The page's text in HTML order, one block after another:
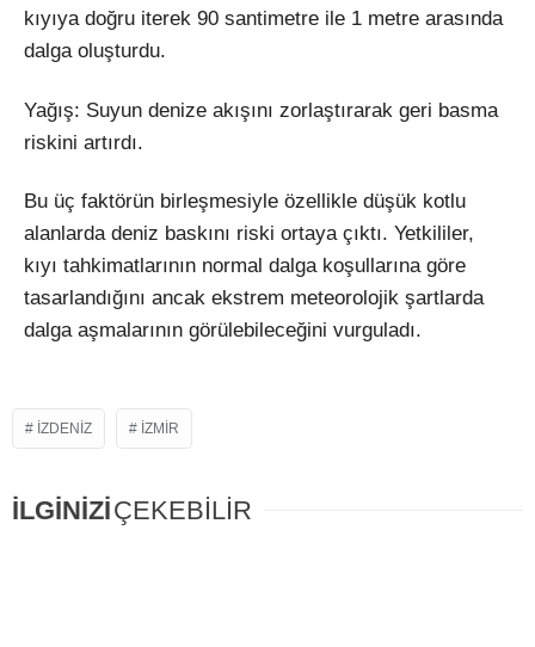
kıyıya doğru iterek 90 santimetre ile 1 metre arasında
dalga oluşturdu.
Yağış: Suyun denize akışını zorlaştırarak geri basma
riskini artırdı.
Bu üç faktörün birleşmesiyle özellikle düşük kotlu
alanlarda deniz baskını riski ortaya çıktı. Yetkililer,
kıyı tahkimatlarının normal dalga koşullarına göre
tasarlandığını ancak ekstrem meteorolojik şartlarda
dalga aşmalarının görülebileceğini vurguladı.
İZDENİZ IZMIR
İLGİNİZİÇEKEBİLİR